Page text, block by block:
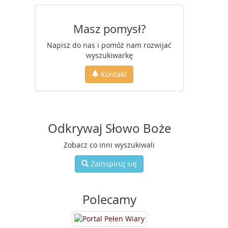
Masz pomysł?
Napisz do nas i pomóż nam rozwijać
wyszukiwarkę
Kontakt
Odkrywaj Słowo Boże
Zobacz co inni wyszukiwali
Zainspiruj się
Polecamy